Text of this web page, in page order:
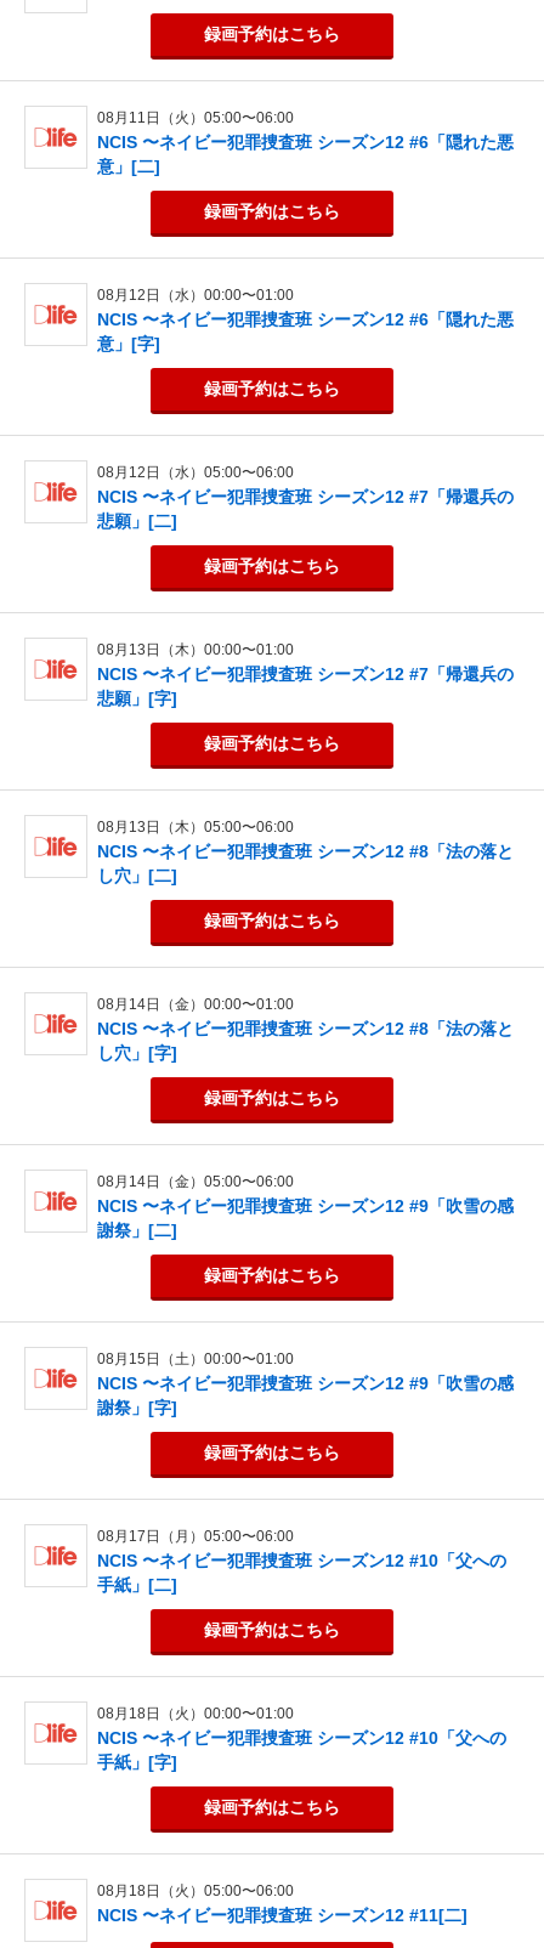
録画予約はこちら
08月11日（火）05:00〜06:00
NCIS 〜ネイビー犯罪捜査班 シーズン12 #6「隠れた悪
意」[二]
録画予約はこちら
08月12日（水）00:00〜01:00
NCIS 〜ネイビー犯罪捜査班 シーズン12 #6「隠れた悪
意」[字]
録画予約はこちら
08月12日（水）05:00〜06:00
NCIS 〜ネイビー犯罪捜査班 シーズン12 #7「帰還兵の
悲願」[二]
録画予約はこちら
08月13日（木）00:00〜01:00
NCIS 〜ネイビー犯罪捜査班 シーズン12 #7「帰還兵の
悲願」[字]
録画予約はこちら
08月13日（木）05:00〜06:00
NCIS 〜ネイビー犯罪捜査班 シーズン12 #8「法の落と
し穴」[二]
録画予約はこちら
08月14日（金）00:00〜01:00
NCIS 〜ネイビー犯罪捜査班 シーズン12 #8「法の落と
し穴」[字]
録画予約はこちら
08月14日（金）05:00〜06:00
NCIS 〜ネイビー犯罪捜査班 シーズン12 #9「吹雪の感
謝祭」[二]
録画予約はこちら
08月15日（土）00:00〜01:00
NCIS 〜ネイビー犯罪捜査班 シーズン12 #9「吹雪の感
謝祭」[字]
録画予約はこちら
08月17日（月）05:00〜06:00
NCIS 〜ネイビー犯罪捜査班 シーズン12 #10「父への
手紙」[二]
録画予約はこちら
08月18日（火）00:00〜01:00
NCIS 〜ネイビー犯罪捜査班 シーズン12 #10「父への
手紙」[字]
録画予約はこちら
08月18日（火）05:00〜06:00
NCIS 〜ネイビー犯罪捜査班 シーズン12 #11[二]